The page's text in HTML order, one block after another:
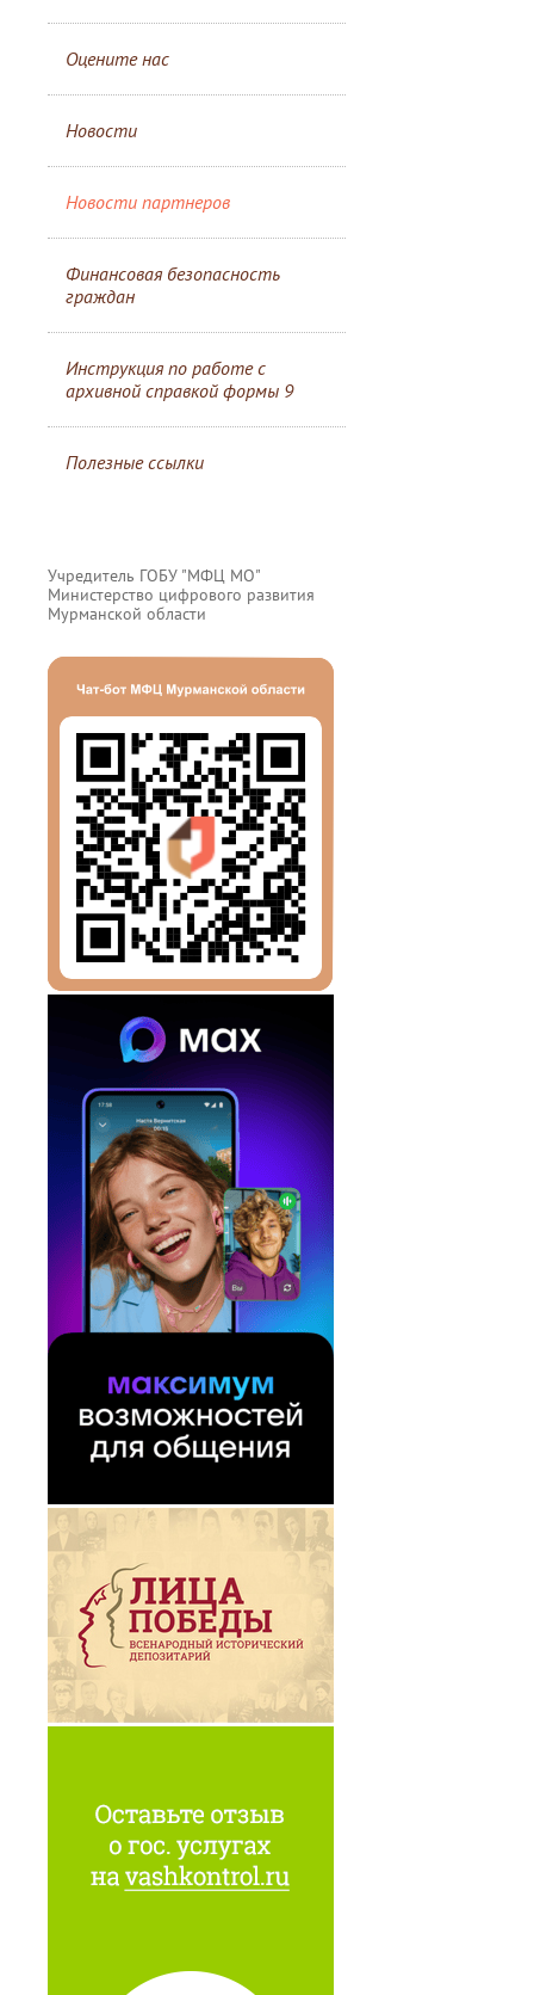
Оцените нас
Новости
Новости партнеров
Финансовая безопасность
граждан
Инструкция по работе с
архивной справкой формы 9
Полезные ссылки
Учредитель ГОБУ "МФЦ МО"
Министерство цифрового развития
Мурманской области